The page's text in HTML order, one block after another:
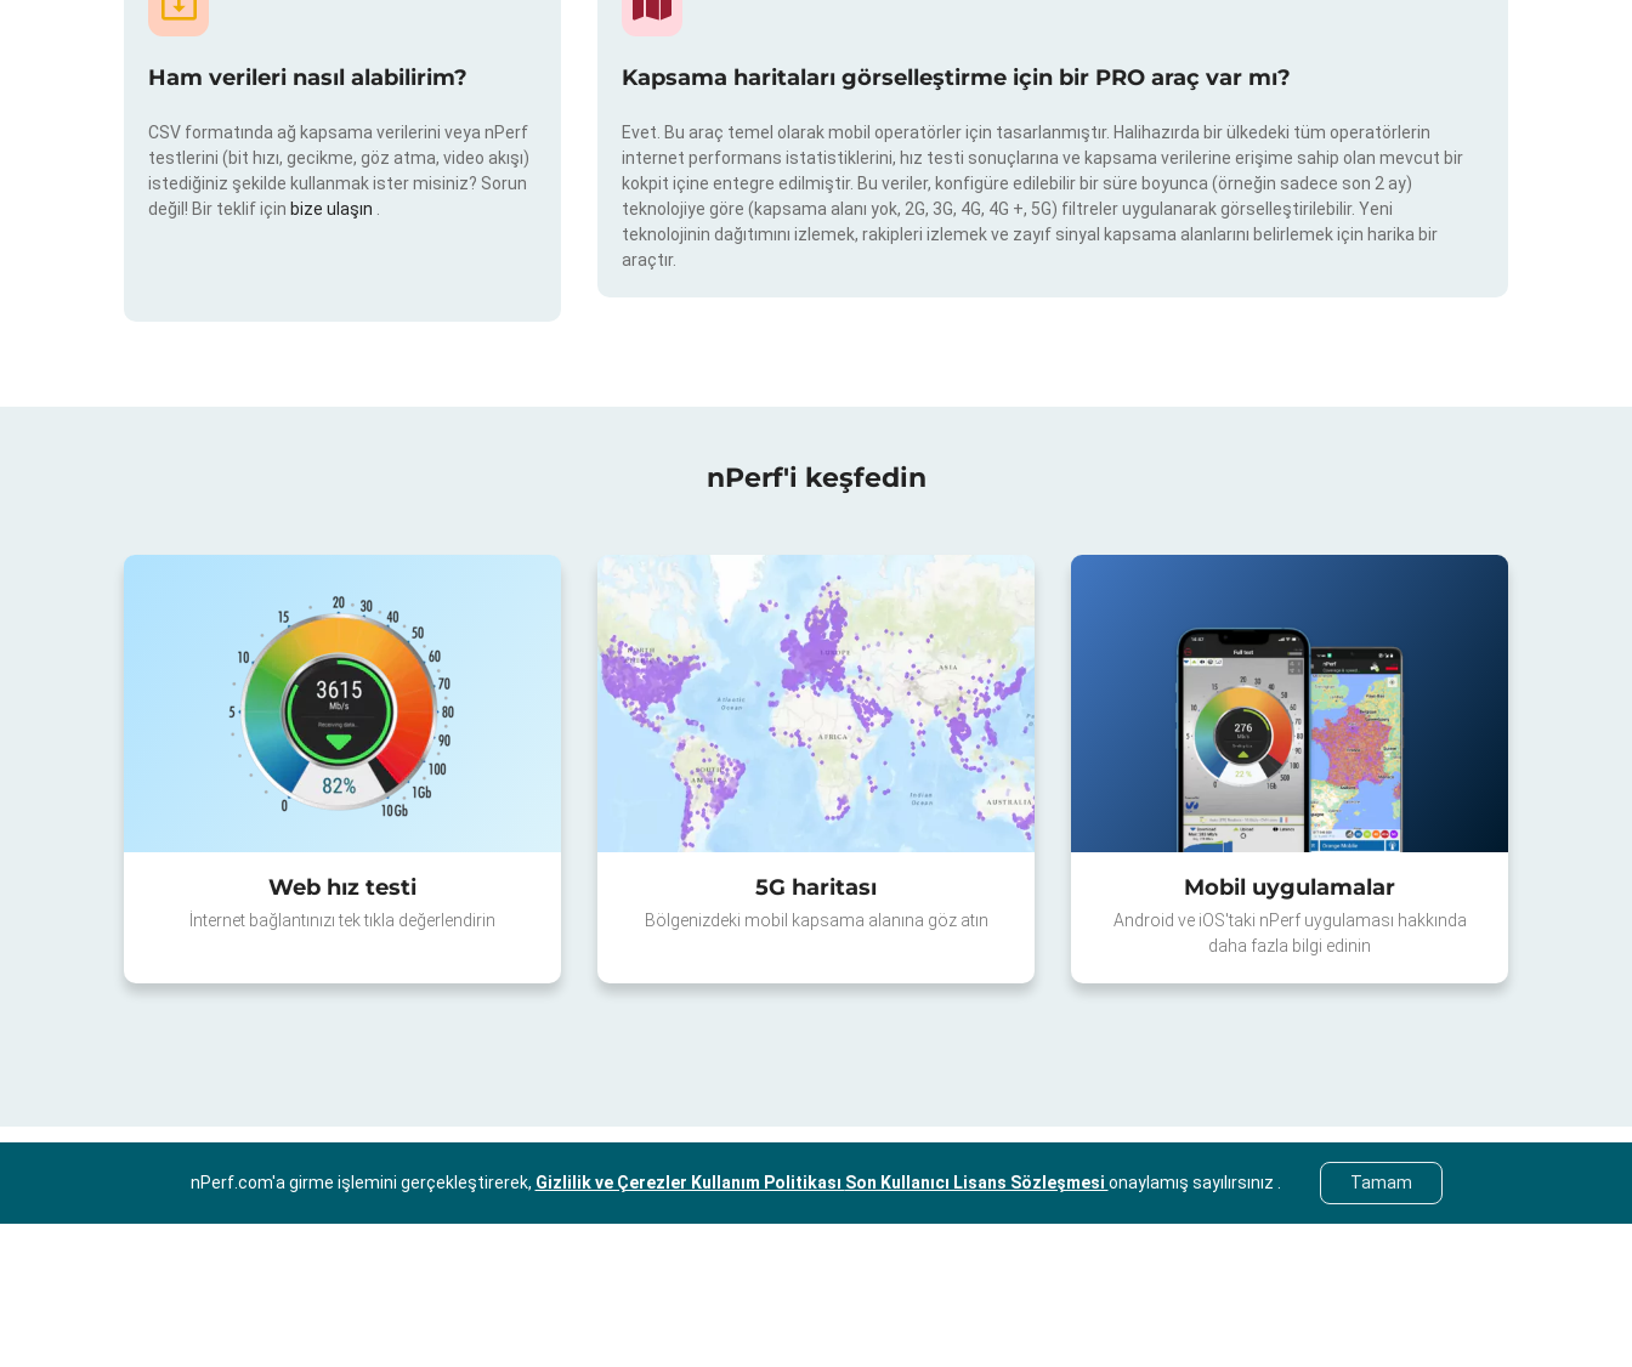
Ham verileri nasıl alabilirim?
CSV formatında ağ kapsama verilerini veya nPerf
testlerini (bit hızı, gecikme, göz atma, video akışı)
istediğiniz şekilde kullanmak ister misiniz? Sorun
değil! Bir teklif için bize ulaşın
Kapsama haritaları görselleştirme için bir PRO araç var mı?
Evet. Bu araç temel olarak mobil operatörler için tasarlanmıştır. Halihazırda bir ülkedeki tüm operatörlerin
internet performans istatistiklerini, hız testi sonuçlarına ve kapsama verilerine erişime sahip olan mevcut bir
kokpit içine entegre edilmiştir. Bu veriler, konfigüre edilebilir bir süre boyunca (örneğin sadece son 2 ay)
teknolojiye göre (kapsama alanı yok, 2G, 3G, 4G, 4G +, 5G) filtreler uygulanarak görselleştirilebilir. Yeni
teknolojinin dağıtımını izlemek, rakipleri izlemek ve zayıf sinyal kapsama alanlarını belirlemek için harika bir
araçtır.
nPerf'i keşfedin
Web hız testi
İnternet bağlantınızı tek tıkla değerlendirin
5G haritası
Bölgenizdeki mobil kapsama alanına göz atın
Mobil uygulamalar
Android ve iOS'taki nPerf uygulaması hakkında
daha fazla bilgi edinin
nPerf.com'a girme işlemini gerçekleştirerek, Gizlilik ve Çerezler Kullanım Politikası Son Kullanıcı Lisans Sözleşmesi onaylamış sayılırsınız . Tamam